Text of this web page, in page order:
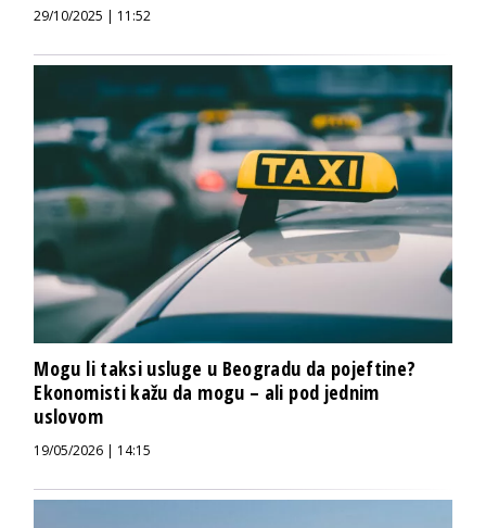
29/10/2025 | 11:52
Mogu li taksi usluge u Beogradu da pojeftine?
Ekonomisti kažu da mogu – ali pod jednim
uslovom
19/05/2026 | 14:15